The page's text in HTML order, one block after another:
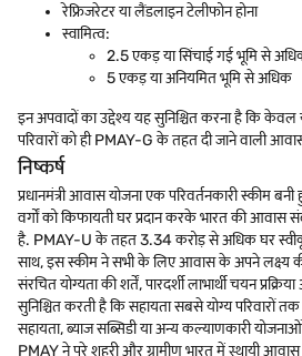
रेफ्रिजरेटर या लैंडलाइन टेलीफोन होना
स्वामित्व:
2.5 एकड़ या सिंचाई गई भूमि से
5 एकड़ या अनियमित भूमि से अधिक
इन अपवादों का उद्देश्य यह सुनिश्चित करना है कि
परिवारों को ही PMAY-G के तहत दी जाने वाली
निष्कर्ष
प्रधानमंत्री आवास योजना एक परिवर्तनकारी स्कीम
वर्गों को किफायती घर प्रदान करके भारत की आवास
है. PMAY-U के तहत 3.34 करोड़ से अधिक घर
साथ, इस स्कीम ने सभी के लिए आवास के अपने लक्ष्य की
संरचित योग्यता की शर्तें, पारदर्शी लाभार्थी चयन
सुनिश्चित करती है कि सहायता सबसे योग्य परिवारों
सहायता, ब्याज सब्सिडी या अन्य कल्याणकारी
PMAY ने पूरे शहरी और ग्रामीण भारत में स्थायी